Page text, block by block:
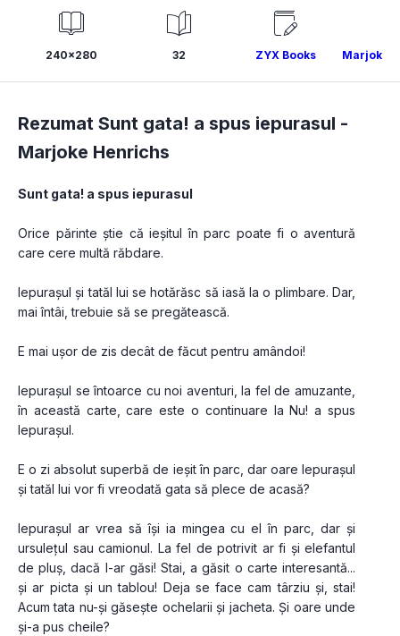
240x280 32 ZYX Books Marjoke
Rezumat Sunt gata! a spus iepurasul -
Marjoke Henrichs
Sunt gata! a spus iepurasul
Orice părinte știe că ieșitul în parc poate fi o aventură
care cere multă răbdare.
Iepurașul și tatăl lui se hotărăsc să iasă la o plimbare. Dar,
mai întâi, trebuie să se pregătească.
E mai ușor de zis decât de făcut pentru amândoi!
Iepurașul se întoarce cu noi aventuri, la fel de amuzante,
în această carte, care este o continuare la Nu! a spus
Iepurașul.
E o zi absolut superbă de ieșit în parc, dar oare Iepurașul
și tatăl lui vor fi vreodată gata să plece de acasă?
Iepurașul ar vrea să își ia mingea cu el în parc, dar și
ursulețul sau camionul. La fel de potrivit ar fi și elefantul
de pluș, dacă l-ar găsi! Stai, a găsit o carte interesantă...
și ar picta și un tablou! Deja se face cam târziu și, stai!
Acum tata nu-și găsește ochelarii și jacheta. Și oare unde
și-a pus cheile?